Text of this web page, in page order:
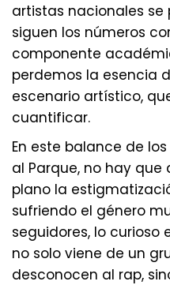
artistas nacionales se
siguen los números
componente
perdemos la esencia
escenario artístico,
cuantificar.
En este balance de
al Parque, no hay
plano la
sufriendo el género
seguidores, lo curioso
no solo viene de un
desconocen al rap,